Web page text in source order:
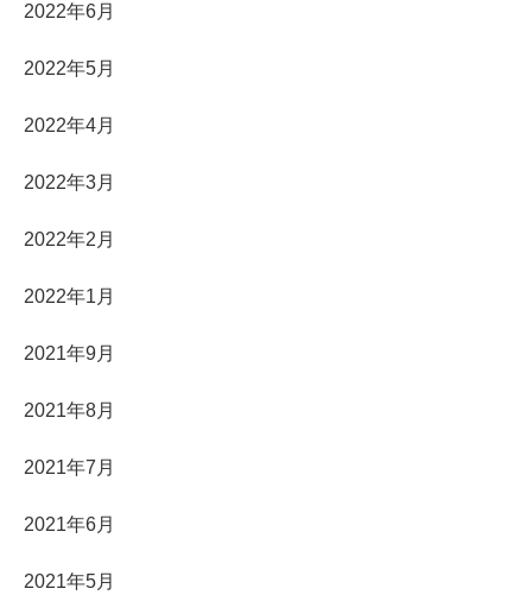
2022年6月
2022年5月
2022年4月
2022年3月
2022年2月
2022年1月
2021年9月
2021年8月
2021年7月
2021年6月
2021年5月